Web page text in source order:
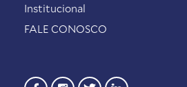
Institucional
FALE CONOSCO